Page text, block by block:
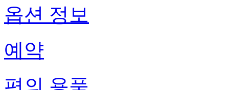
옵션 정보
예약